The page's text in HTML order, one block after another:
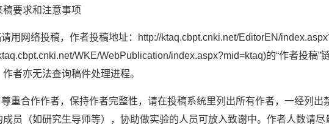
稿要求和注意事项
用网络投稿，作者投稿地址：http://ktaq.cbpt.cnki.net/EditorEN/
WKE/WebPublication/index.aspx?mid=ktaq)的“作者投稿
者亦无法查询稿件处理进程。
重合作作者，保持作者完整性，请在投稿系统里列出所有作者，一经列
成员（如研究生导师等），协助做实验的人员可放入致谢中。作者人数请